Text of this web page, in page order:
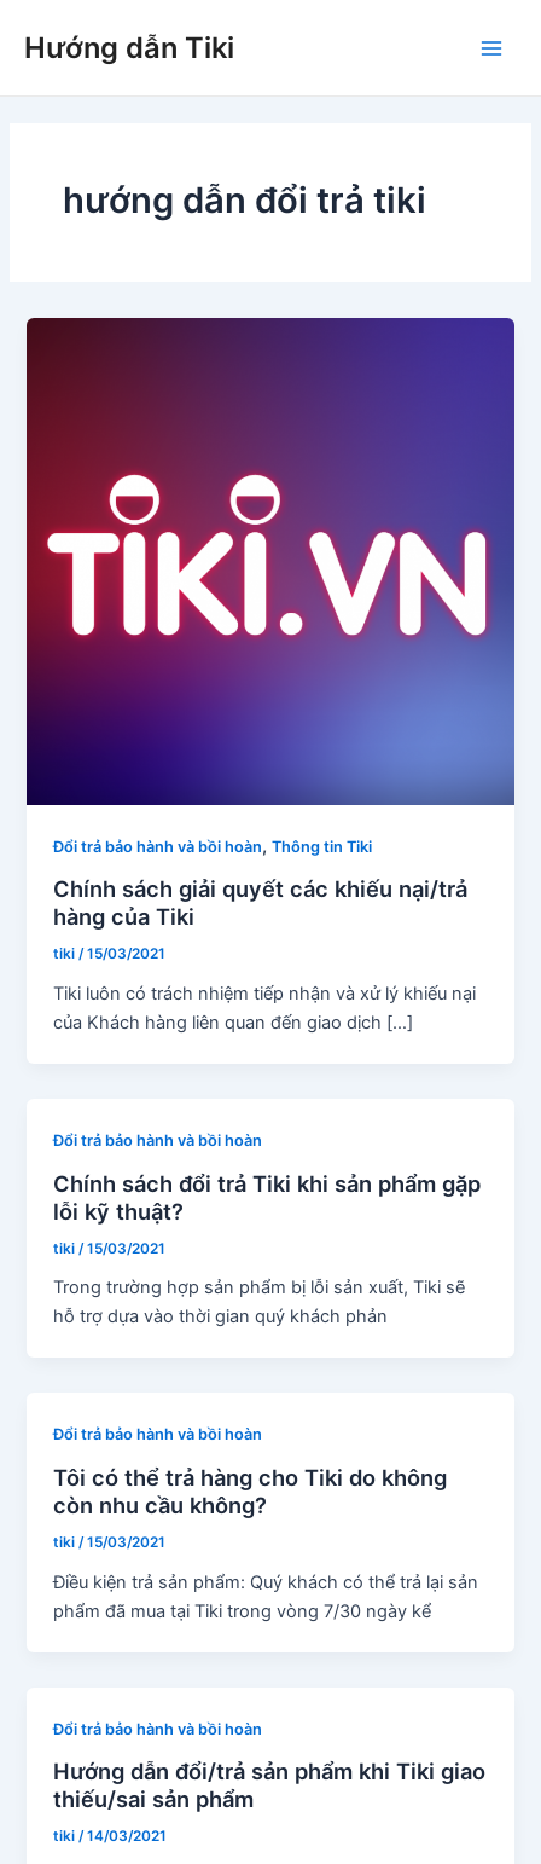
Hướng dẫn Tiki
hướng dẫn đổi trả tiki
Đổi trả bảo hành và bồi hoàn,Thông tin Tiki
Chính sách giải quyết các khiếu nại/trả
hàng của Tiki
tiki/15/03/2021
Tiki luôn có trách nhiệm tiếp nhận và xử lý khiếu nại
của Khách hàng liên quan đến giao dịch […]
Đổi trả bảo hành và bồi hoàn
Chính sách đổi trả Tiki khi sản phẩm gặp
lỗi kỹ thuật?
tiki /15/03/2021
Trong trường hợp sản phẩm bị lỗi sản xuất, Tiki sẽ
hỗ trợ dựa vào thời gian quý khách phản
Đổi trả bảo hành và bồi hoàn
Tôi có thể trả hàng cho Tiki do không
còn nhu cầu không?
tiki/15/03/2021
Điều kiện trả sản phẩm: Quý khách có thể trả lại sản
phẩm đã mua tại Tiki trong vòng 7/30 ngày kể
Đổi trả bảo hành và bồi hoàn
Hướng dẫn đổi/trả sản phẩm khi Tiki giao
thiếu/sai sản phẩm
tiki/14/03/2021